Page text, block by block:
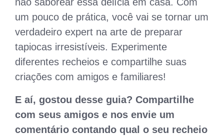
um pouco de prática, você vai se tornar um
verdadeiro expert na arte de preparar
tapiocas irresistíveis. Experimente
diferentes recheios e compartilhe suas
criações com amigos e familiares!
E aí, gostou desse guia? Compartilhe
com seus amigos e nos envie um
comentário contando qual o seu recheio